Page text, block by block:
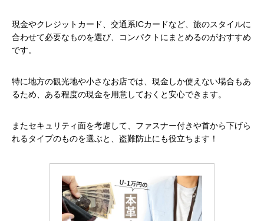
現金やクレジットカード、交通系ICカードなど、旅のスタイルに
合わせて必要なものを選び、コンパクトにまとめるのがおすすめ
です。
特に地方の観光地や小さなお店では、現金しか使えない場合もあ
るため、ある程度の現金を用意しておくと安心できます。
またセキュリティ面を考慮して、ファスナー付きや首から下げら
れるタイプのものを選ぶと、盗難防止にも役立ちます！